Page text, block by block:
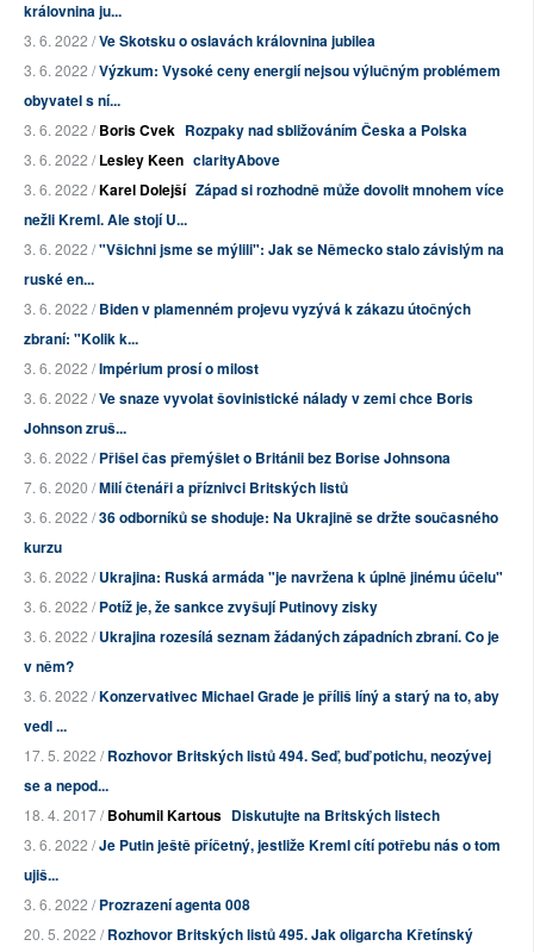
královnina ju...
3. 6. 2022 /Ve Skotsku o oslavách královnina jubilea
3. 6. 2022 /Výzkum: Vysoké ceny energií nejsou výlučným problémem
obyvatel s ní...
3. 6. 2022 /Boris Cvek Rozpaky nad sbližováním Česka a Polska
3. 6. 2022 /Lesley Keen clarityAbove
3. 6. 2022 /Karel Dolejší Západ si rozhodně může dovolit mnohem více
nežli Kreml. Ale stojí U...
3. 6. 2022 /"Všichni jsme se mýlili": Jak se Německo stalo závislým na
ruské en...
3. 6. 2022 /Biden v plamenném projevu vyzývá k zákazu útočných
zbraní: "Kolik k...
3. 6. 2022 /Impérium prosí o milost
3. 6. 2022 /Ve snaze vyvolat šovinistické nálady v zemi chce Boris
Johnson zruš...
3. 6. 2022 /Přišel čas přemýšlet o Británii bez Borise Johnsona
7. 6. 2020 /Milí čtenáři a příznivci Britských listů
3. 6. 2022 /36 odborníků se shoduje: Na Ukrajině se držte současného
kurzu
3. 6. 2022 /Ukrajina: Ruská armáda "je navržena k úplně jinému účelu"
3. 6. 2022 /Potíž je, že sankce zvyšují Putinovy zisky
3. 6. 2022 /Ukrajina rozesílá seznam žádaných západních zbraní. Co je
v něm?
3. 6. 2022 /Konzervativec Michael Grade je příliš líný a starý na to, aby
vedl ...
17. 5. 2022 /Rozhovor Britských listů 494. Seď, buď potichu, neozývej
se a nepod...
18. 4. 2017 /Bohumil Kartous Diskutujte na Britských listech
3. 6. 2022 /Je Putin ještě příčetný, jestliže Kreml cítí potřebu nás o tom
ujiš...
3. 6. 2022 /Prozrazení agenta 008
20. 5. 2022 /Rozhovor Britských listů 495. Jak oligarcha Křetínský